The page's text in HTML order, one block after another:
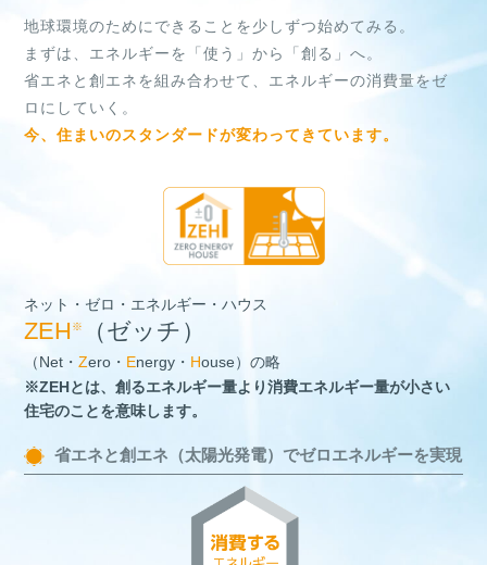
修理に関する大切なお知らせ
点検に関する大切なお知らせ
対象製品
点検依頼方法・点検料金
新規に購入されたお客様
使用期間お知らせサイン（タイムスタンプ）について
10年保証システム
地球環境のためにできることを少しずつ始めてみる。
まずは、エネルギーを「使う」から「創る」へ。
省エネと創エネを組み合わせて、エネルギーの消費量をゼ
ロにしていく。
今、住まいのスタンダードが変わってきています。
ネット・ゼロ・エネルギー・ハウス
ZEH※ （ゼッチ）
（Net・ Zero・ Energy・ House）の略
※ZEHとは、創るエネルギー量より消費エネルギー量が小さい
住宅のことを意味します。
省エネと創エネ（太陽光発電）でゼロエネルギーを実現